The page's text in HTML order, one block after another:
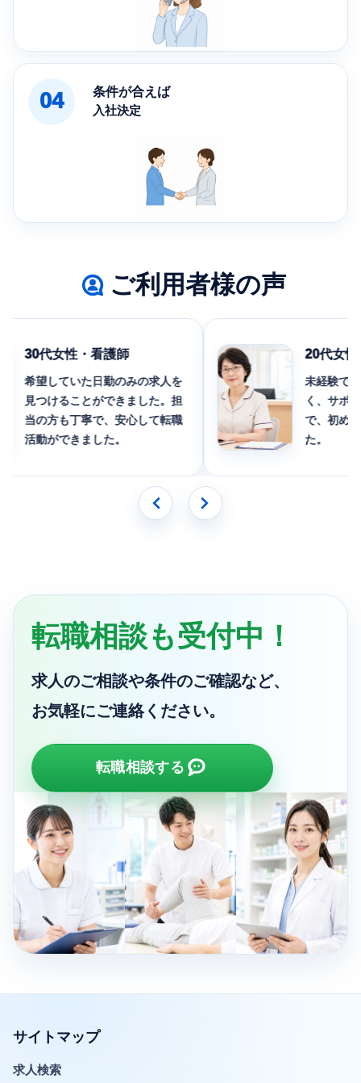
04
条件が合えば
入社決定
ご利用者様の声
30代女性・看護師
希望していた日勤のみの求人を
見つけることができました。担
当の方も丁寧で、安心して転職
活動ができました。
20代女性・
未経験でも応
く、サポート
で、初めての
た。
転職相談も受付中！
求人のご相談や条件のご確認など、
お気軽にご連絡ください。
転職相談する
サイトマップ
求人検索